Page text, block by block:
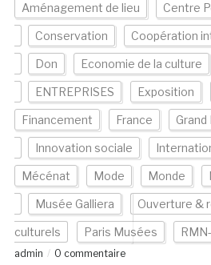
Aménagement de lieu Centre
Conservation Coopération
Don Economie de la culture
ENTREPRISES Exposition
Financement France Grand
Innovation sociale
Mécénat Mode Monde
Musée Galliera Ouverture &
culturels Paris Musées
admin
0 commentaire